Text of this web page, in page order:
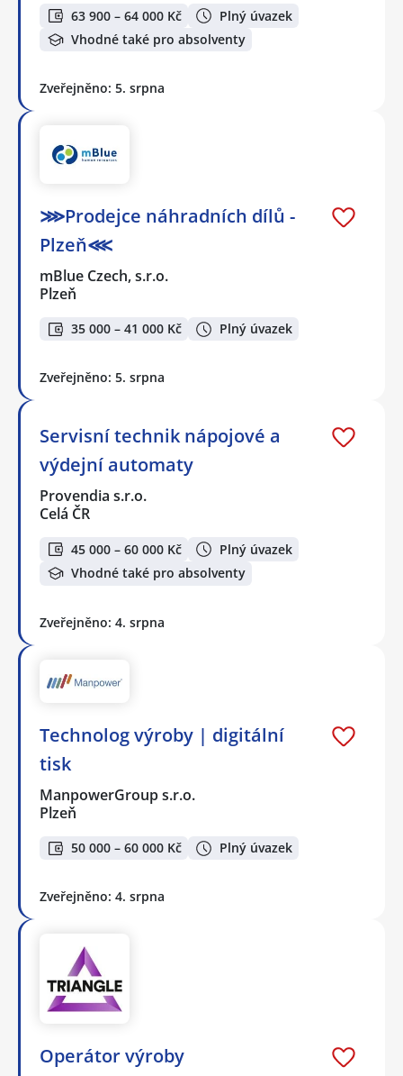
63 900 – 64 000 Kč
Plný úvazek
Vhodné také pro absolventy
Zveřejněno: 5. srpna
⋙Prodejce náhradních dílů -
Plzeň⋘
mBlue Czech, s.r.o.
Plzeň
35 000 – 41 000 Kč Plný úvazek
Zveřejněno: 5. srpna
Servisní technik nápojové a
výdejní automaty
Provendia s.r.o.
Celá ČR
45 000 – 60 000 Kč
Plný úvazek
Vhodné také pro absolventy
Zveřejněno: 4. srpna
Technolog výroby | digitální
tisk
ManpowerGroup s.r.o.
Plzeň
50 000 – 60 000 Kč Plný úvazek
Zveřejněno: 4. srpna
Operátor výroby